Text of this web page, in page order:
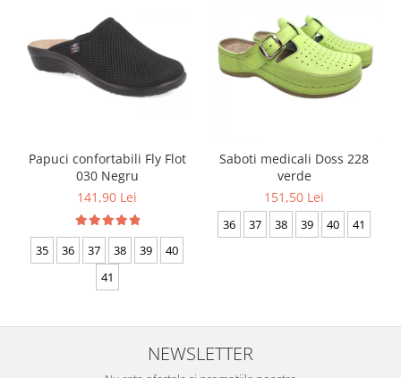
Papuci confortabili Fly Flot
030 Negru
141,90 Lei
35 36 37 38 39
40
41
Saboti medicali Doss 228
verde
151,50 Lei
36 37 38 39 40 41
NEWSLETTER